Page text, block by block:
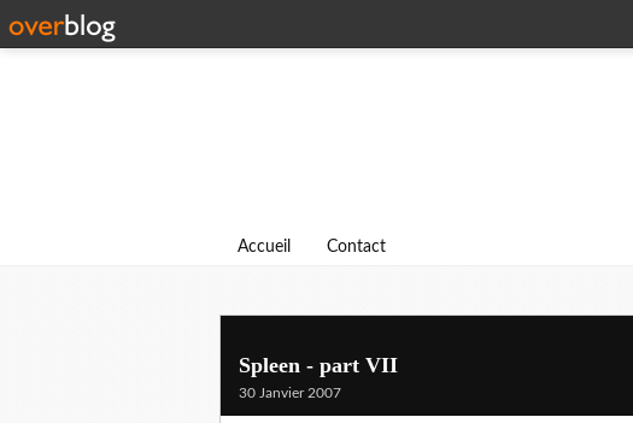
Accueil Contact
Spleen - part VII
30 Janvier 2007